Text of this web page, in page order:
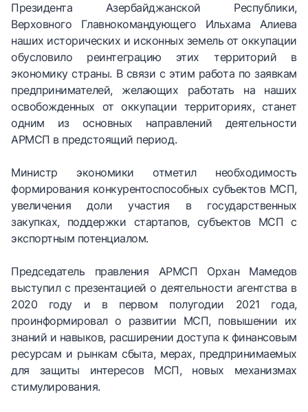
Президента Азербайджанской Республики,
Верховного Главнокомандующего Ильхама Алиева
наших исторических и исконных земель от оккупации
обусловило реинтеграцию этих территорий в
экономику страны. В связи с этим работа по заявкам
предпринимателей, желающих работать на наших
освобожденных от оккупации территориях, станет
одним из основных направлений деятельности
АРМСП в предстоящий период.
Министр экономики отметил необходимость
формирования конкурентоспособных субъектов МСП,
увеличения доли участия в государственных
закупках, поддержки стартапов, субъектов МСП с
экспортным потенциалом.
Председатель правления АРМСП Орхан Мамедов
выступил с презентацией о деятельности агентства в
2020 году и в первом полугодии 2021 года,
проинформировал о развитии МСП, повышении их
знаний и навыков, расширении доступа к финансовым
ресурсам и рынкам сбыта, мерах, предпринимаемых
для защиты интересов МСП, новых механизмах
стимулирования.